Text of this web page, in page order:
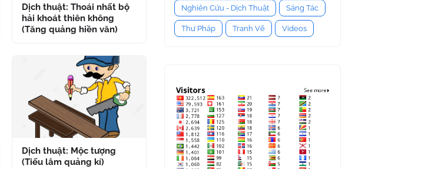
Dịch thuật: Thoái nhất bộ
hải khoát thiên không
(Tăng quảng hiền văn)
Dịch thuật: Mộc tượng
(Tiếu lâm quảng kí)
Nghiên Cứu - Dịch Thuật Sáng Tác
Thư Pháp Tranh Vẽ Videos